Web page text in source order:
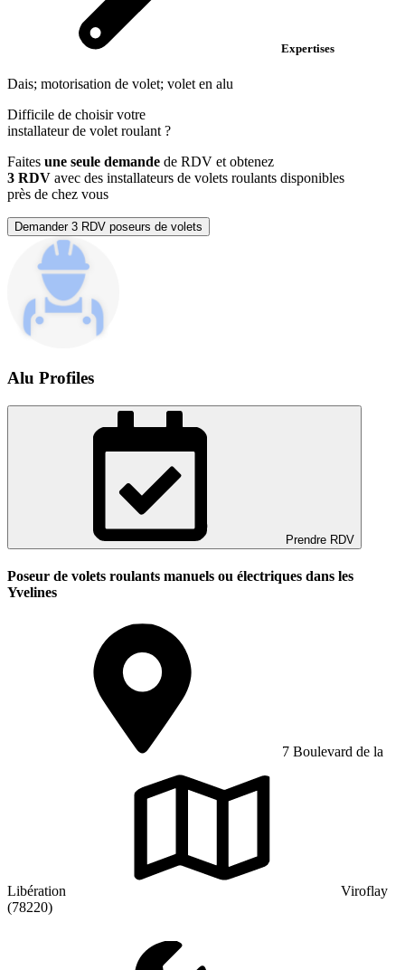
Expertises
Dais; motorisation de volet; volet en alu
Difficile de choisir votre
installateur de volet roulant ?
Faites une seule demande de RDV et obtenez
3 RDV avec des installateurs de volets roulants disponibles
près de chez vous
Demander 3 RDV poseurs de volets
Alu Profiles
Prendre RDV
Poseur de volets roulants manuels ou électriques dans les
Yvelines
7 Boulevard de la
Libération
Viroflay
(78220)